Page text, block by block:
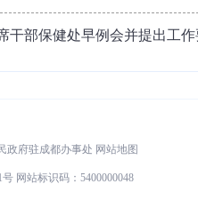
干部保健处早例会并提出工
政府驻成都办事处 网站地图
网站标识码：5400000048